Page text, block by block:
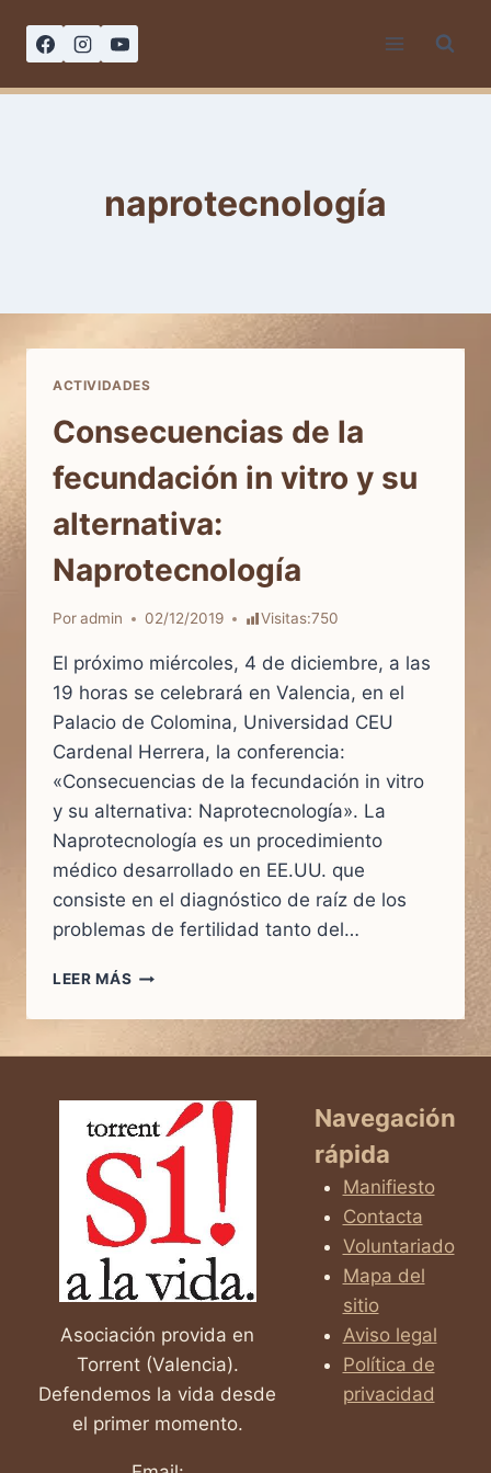
naprotecnología
ACTIVIDADES
Consecuencias de la
fecundación in vitro y su
alternativa:
Naprotecnología
Poradmin 02/12/2019 Visitas:750
El próximo miércoles, 4 de diciembre, a las
19 horas se celebrará en Valencia, en el
Palacio de Colomina, Universidad CEU
Cardenal Herrera, la conferencia:
«Consecuencias de la fecundación in vitro
y su alternativa: Naprotecnología». La
Naprotecnología es un procedimiento
médico desarrollado en EE.UU. que
consiste en el diagnóstico de raíz de los
problemas de fertilidad tanto del…
LEER MÁS CONSECUENCIAS
LA
FECUNDACIÓN
SU
ALTERNATIVA:
NAPROTECNOLOGÍA
Asociación provida en
Torrent (Valencia).
Defendemos la vida desde
el primer momento.
Navegación
rápida
Manifiesto
Contacta
Voluntariado
Mapa del
sitio
Aviso legal
Política de
privacidad